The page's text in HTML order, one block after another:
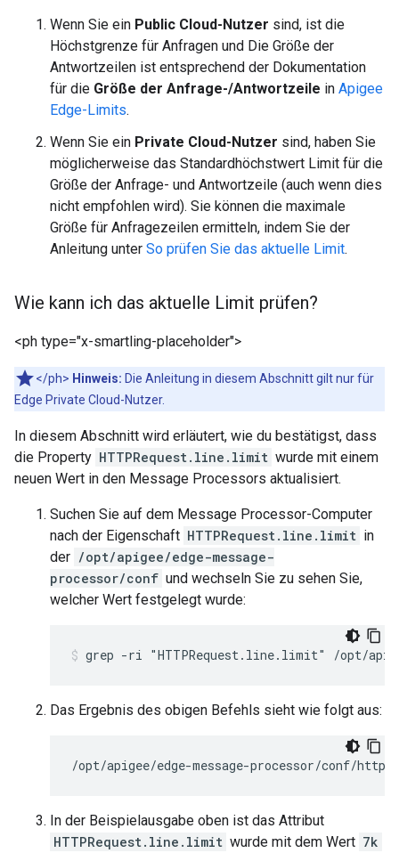
Wenn Sie ein Public Cloud-Nutzer sind, ist die
Höchstgrenze für Anfragen und Die Größe der
Antwortzeilen ist entsprechend der Dokumentation
für die Größe der Anfrage-/Antwortzeile in Apigee
Edge-Limits.
Wenn Sie ein Private Cloud-Nutzer sind, haben Sie
möglicherweise das Standardhöchstwert Limit für die
Größe der Anfrage- und Antwortzeile (auch wenn dies
nicht empfohlen wird). Sie können die maximale
Größe für Anfragezeilen ermitteln, indem Sie der
Anleitung unter So prüfen Sie das aktuelle Limit.
Wie kann ich das aktuelle Limit prüfen?
<ph type="x-smartling-placeholder">
</ph> Hinweis: Die Anleitung in diesem Abschnitt gilt nur für
Edge Private Cloud-Nutzer.
In diesem Abschnitt wird erläutert, wie du bestätigst, dass
die Property HTTPRequest.line.limit wurde mit einem
neuen Wert in den Message Processors aktualisiert.
Suchen Sie auf dem Message Processor-Computer
nach der Eigenschaft HTTPRequest.line.limit in
der /opt/apigee/edge-message-
processor/conf und wechseln Sie zu sehen Sie,
welcher Wert festgelegt wurde:
Das Ergebnis des obigen Befehls sieht wie folgt aus:
/opt/apigee/edge-message-processor/conf/
In der Beispielausgabe oben ist das Attribut
HTTPRequest.line.limit wurde mit dem Wert 7k